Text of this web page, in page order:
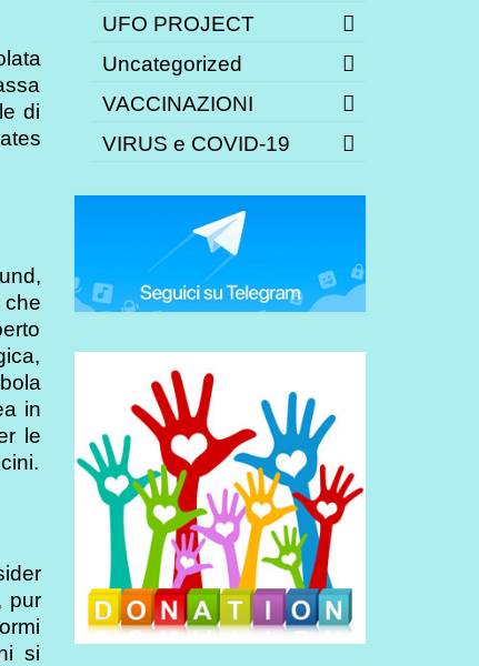
di
che
in
le
pur
si
UFO PROJECT
Uncategorized
VACCINAZIONI
VIRUS e COVID-19